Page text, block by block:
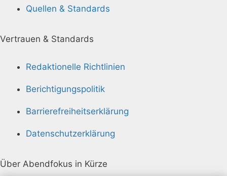
Quellen & Standards
Vertrauen & Standards
Redaktionelle Richtlinien
Berichtigungspolitik
Barrierefreiheitserklärung
Datenschutzerklärung
Über Abendfokus in Kürze